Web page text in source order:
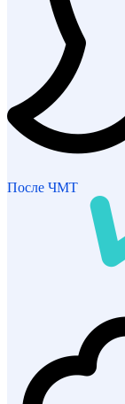
После ЧМТ